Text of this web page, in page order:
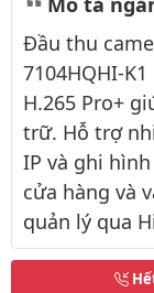
Đầu thu
7104HQHI-
H.265 Pro+
trữ. Hỗ trợ
IP và ghi
cửa hàng và
quản lý qua